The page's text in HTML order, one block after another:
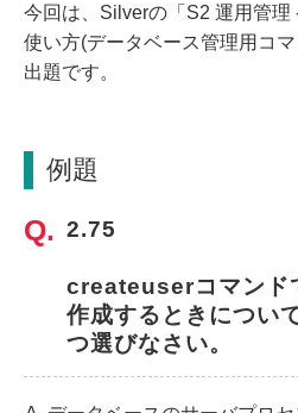
今回は、Silverの「S2 運用管理
使い方(データベース管理用コ
出題です。
例題
2.75
createuserコマンド
作成するときについ
つ選びなさい。